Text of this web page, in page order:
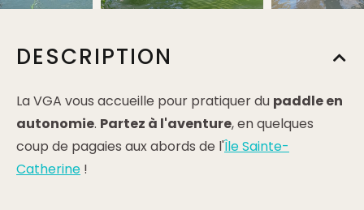
DESCRIPTION
La VGA vous accueille pour pratiquer du paddle en
autonomie. Partez à l'aventure, en quelques
coup de pagaies aux abords de l'Île Sainte-
Catherine !